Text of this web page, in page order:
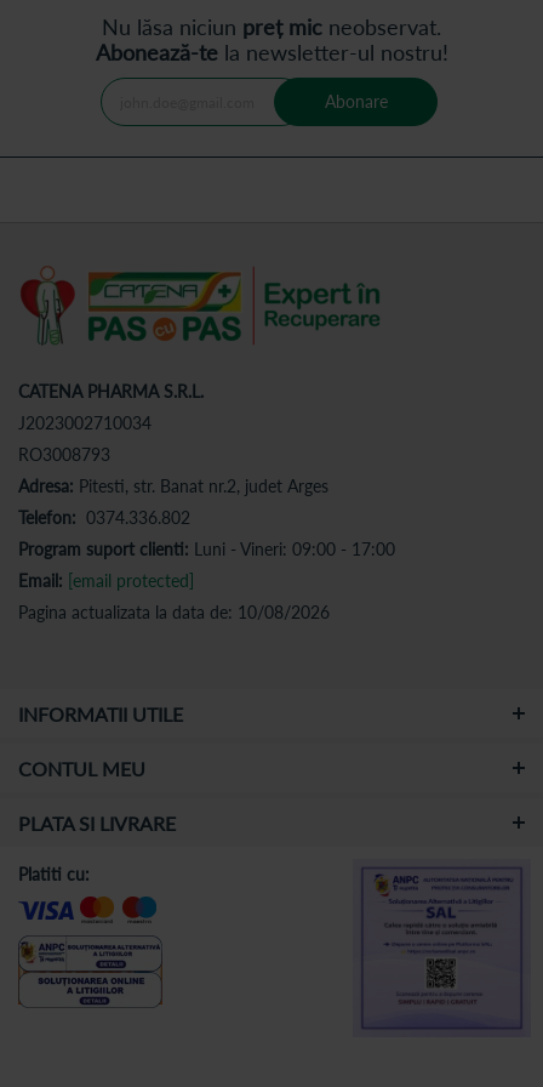
Nu lăsa niciun preț mic neobservat.
Abonează-tela newsletter-ul nostru!
Abonare
CATENA PHARMA S.R.L.
J2023002710034
RO3008793
Adresa: Pitesti, str. Banat nr.2, judet Arges
Telefon: 0374.336.802
Program suport clienti: Luni - Vineri: 09:00 - 17:00
Email: [email protected]
Pagina actualizata la data de: 10/08/2026
INFORMATII UTILE
CONTUL MEU
PLATA SI LIVRARE
Platiti cu: